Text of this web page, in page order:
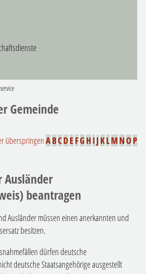
Gemeinde
überspringenABCDE FG H I J KLM NO P
Ausländer
beantragen
Ausländer müssen einen anerkannten und
besitzen.
dürfen deutsche
deutsche Staatsangehörige ausgestellt